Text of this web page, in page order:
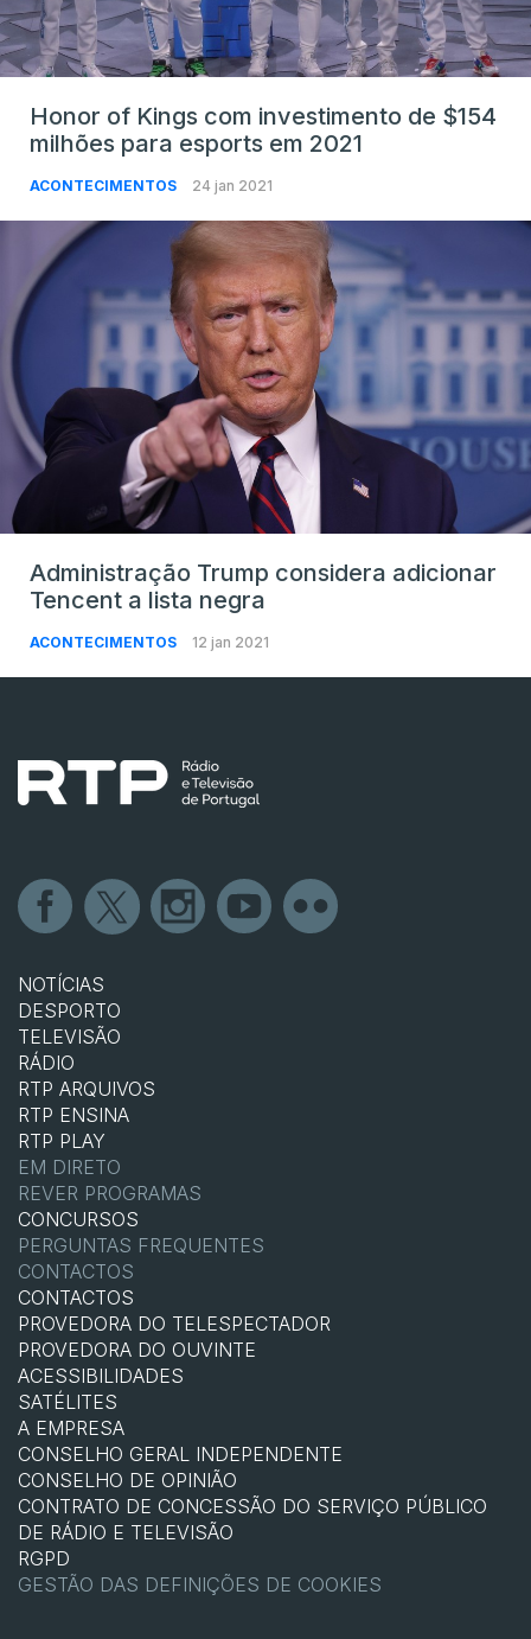
Honor of Kings com investimento de $154
milhões para esports em 2021
ACONTECIMENTOS 24 jan 2021
Administração Trump considera adicionar
Tencent a lista negra
ACONTECIMENTOS 12 jan 2021
NOTÍCIAS
DESPORTO
TELEVISÃO
RÁDIO
RTP ARQUIVOS
RTP ENSINA
RTP PLAY
EM DIRETO
REVER PROGRAMAS
CONCURSOS
PERGUNTAS FREQUENTES
CONTACTOS
CONTACTOS
PROVEDORA DO TELESPECTADOR
PROVEDORA DO OUVINTE
ACESSIBILIDADES
SATÉLITES
A EMPRESA
CONSELHO GERAL INDEPENDENTE
CONSELHO DE OPINIÃO
CONTRATO DE CONCESSÃO DO SERVIÇO PÚBLICO
DE RÁDIO E TELEVISÃO
RGPD
GESTÃO DAS DEFINIÇÕES DE COOKIES